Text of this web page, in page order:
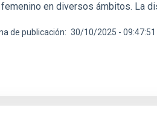
en diversos ámbitos. La
de publicación 30/10/2025 - 09:47:51